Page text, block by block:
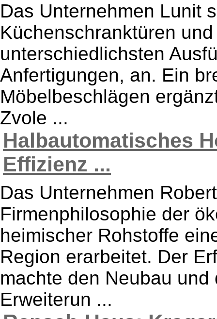
Das Unternehmen Lunit
Küchenschranktüren
unterschiedlichsten
Anfertigungen, an. Ein
Möbelbeschlägen
Zvole ...
Halbautomatisches
Effizienz ...
Das Unternehmen
Firmenphilosophie der
heimischer Rohstoffe
Region erarbeitet. Der
machte den Neubau
Erweiterun ...